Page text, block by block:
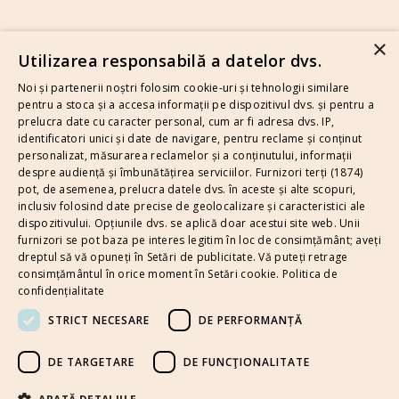
Terms and Conditions Privacy Policy Cookie Policy
×
Utilizarea responsabilă a datelor dvs.
Noi și partenerii noștri folosim cookie-uri și tehnologii similare
pentru a stoca și a accesa informații pe dispozitivul dvs. și pentru a
prelucra date cu caracter personal, cum ar fi adresa dvs. IP,
identificatori unici și date de navigare, pentru reclame și conținut
personalizat, măsurarea reclamelor și a conținutului, informații
despre audiență și îmbunătățirea serviciilor. Furnizori terți (1874)
pot, de asemenea, prelucra datele dvs. în aceste și alte scopuri,
inclusiv folosind date precise de geolocalizare și caracteristici ale
dispozitivului. Opțiunile dvs. se aplică doar acestui site web. Unii
furnizori se pot baza pe interes legitim în loc de consimțământ; aveți
dreptul să vă opuneți în Setări de publicitate. Vă puteți retrage
consimțământul în orice moment în Setări cookie. Politica de
confidențialitate
STRICT NECESARE
DE PERFORMANȚĂ
DE TARGETARE DE FUNCŢIONALITATE